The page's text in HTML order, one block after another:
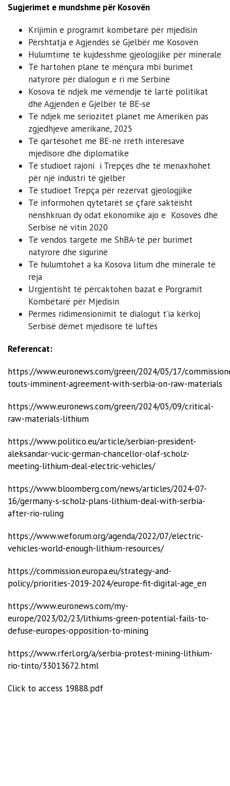
Sugjerimet e mundshme për Kosovën
Krijimin e programit kombëtarë për mjedisin
Përshtatja e Agjendës së Gjelbër me Kosovën
Hulumtime të kujdesshme gjeologjike për minerale
Të hartohen plane të mënçura mbi burimet
natyrore për dialogun e ri me Serbinë
Kosova të ndjek me vëmendje të lartë politikat
dhe Agjenden e Gjelbër të BE-së
Të ndjek me seriozitet planet me Amerikën pas
zgjedhjeve amerikane, 2025
Të qartësohet me BE-në rreth interesave
mjedisore dhe diplomatike
Të studioet rajoni i Trepçës dhe të menaxhohet
për një industri të gjelbër
Të studioet Trepça për rezervat gjeologjike
Të informohen qytetarët se çfarë saktëisht
nënshkruan dy odat ekonomike ajo e Kosovës dhe
Serbisë në vitin 2020
Të vendos targete me ShBA-të për burimet
natyrore dhe sigurinë
Të hulumtohet a ka Kosova litum dhe minerale të
reja
Urgjentisht të përcaktohen bazat e Porgramit
Kombëtarë për Mjedisin
Përmes ridimensionimit të dialogut t’ia kërkoj
Serbisë dëmet mjedisore të luftës
Referencat:
https://www.euronews.com/green/2024/05/17/
touts-imminent-agreement-with-serbia-on-raw-materials
https://www.euronews.com/green/2024/05/09/critical-
raw-materials-lithium
https://www.politico.eu/article/serbian-president-
aleksandar-vucic-german-chancellor-olaf-scholz-
meeting-lithium-deal-electric-vehicles/
https://www.bloomberg.com/news/articles/2024-07-
16/germany-s-scholz-plans-lithium-deal-with-serbia-
after-rio-ruling
https://www.weforum.org/agenda/2022/07/electric-
vehicles-world-enough-lithium-resources/
https://commission.europa.eu/strategy-and-
policy/priorities-2019-2024/europe-fit-digital-age_en
https://www.euronews.com/my-
europe/2023/02/23/lithiums-green-potential-fails-to-
defuse-europes-opposition-to-mining
https://www.rferl.org/a/serbia-protest-mining-lithium-
rio-tinto/33013672.html
Click to access 19888.pdf